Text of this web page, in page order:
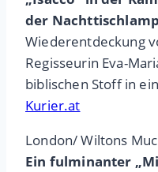
der
Wiederentdeckung
Regisseurin Eva-
biblischen Stoff in
Kurier.at
London/ Wiltons
Ein fulminanter